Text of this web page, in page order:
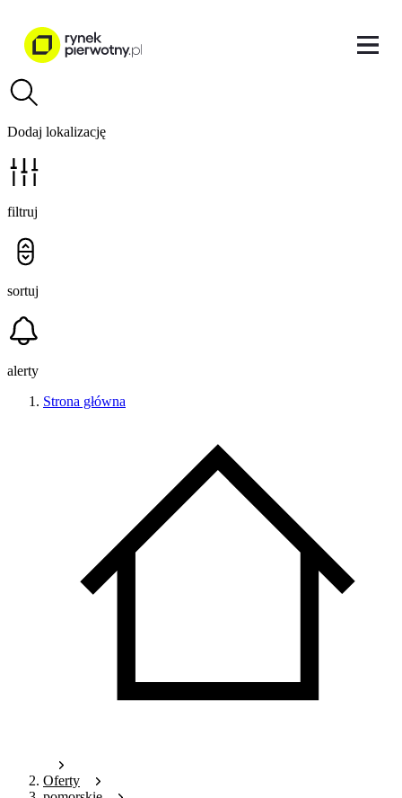
Dodaj lokalizację
filtruj
sortuj
alerty
Strona główna
Oferty